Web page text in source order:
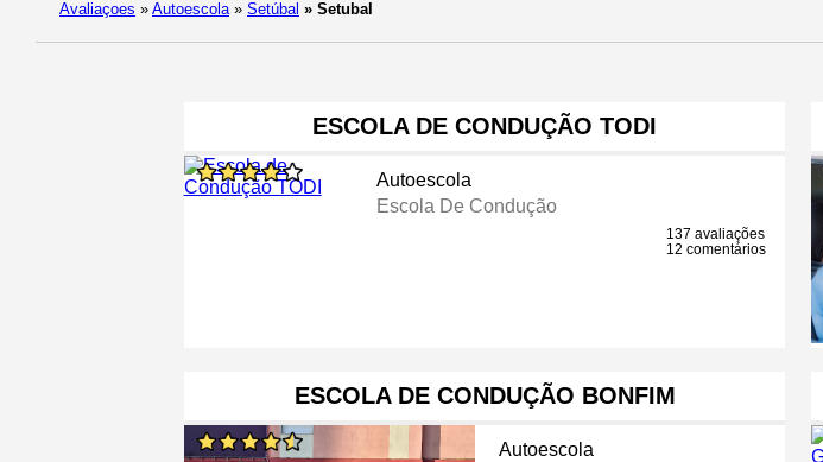
Avaliaçoes » Autoescola » Setúbal » Setubal
ESCOLA DE CONDUÇÃO TODI
Autoescola
Escola De Condução
137 avaliações
12 comentários
ESCOLA DE CONDUÇÃO BONFIM
Autoescola